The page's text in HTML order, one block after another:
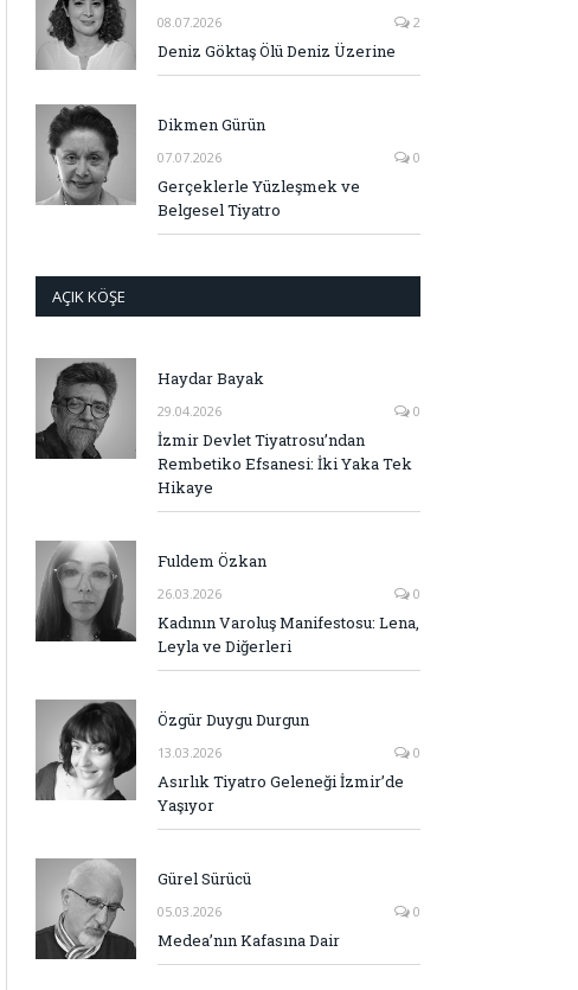
08.07.2026 2
Deniz Göktaş Ölü Deniz Üzerine
Dikmen Gürün
07.07.2026 0
Gerçeklerle Yüzleşmek ve
Belgesel Tiyatro
AÇIK KÖŞE
Haydar Bayak
29.04.2026 0
İzmir Devlet Tiyatrosu’ndan
Rembetiko Efsanesi: İki Yaka Tek
Hikaye
Fuldem Özkan
26.03.2026 0
Kadının Varoluş Manifestosu: Lena,
Leyla ve Diğerleri
Özgür Duygu Durgun
13.03.2026 0
Asırlık Tiyatro Geleneği İzmir’de
Yaşıyor
Gürel Sürücü
05.03.2026 0
Medea’nın Kafasına Dair